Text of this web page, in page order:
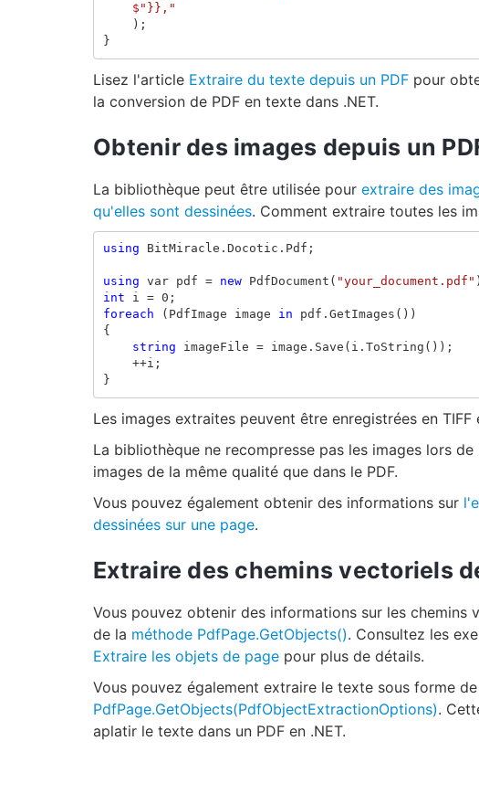
$"}},"
);
}
Lisez l'article Extraire du texte depuis un PDF pour
la conversion de PDF en texte dans .NET.
Obtenir des images depuis un
La bibliothèque peut être utilisée pour extraire des
qu'elles sont dessinées. Comment extraire toutes les
using BitMiracle.Docotic.Pdf ;
using var pdf = new PdfDocument ( "your_document.pdf"
int
i = 0 ;
foreach
( PdfImage image in pdf . GetImages ())
{
string
imageFile = image . Save ( i . ToString ());
++i ;
}
Les images extraites peuvent être enregistrées en TIFF
La bibliothèque ne recompresse pas les images lors
images de la même qualité que dans le PDF.
Vous pouvez également obtenir des informations sur
dessinées sur une page.
Extraire des chemins vectoriels
Vous pouvez obtenir des informations sur les chemins
de la méthode PdfPage.GetObjects(). Consultez les
Extraire les objets de page pour plus de détails.
Vous pouvez également extraire le texte sous forme
PdfPage.GetObjects(PdfObjectExtractionOptions).
aplatir le texte dans un PDF en .NET.